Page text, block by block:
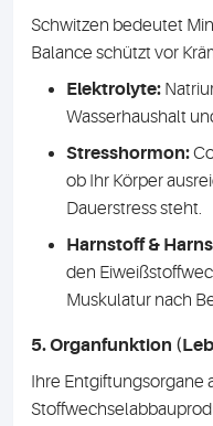
Schwitzen bedeutet
Balance schützt vor
Elektrolyte:
Wasserhaushalt
Stresshormon:
ob Ihr Körper
Dauerstress steht.
Harnstoff &
den
Muskulatur nach
5. Organfunktion
Ihre Entgiftungsorgane